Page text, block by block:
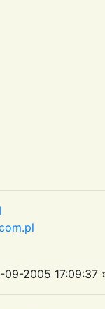
09-2005 17:09:37